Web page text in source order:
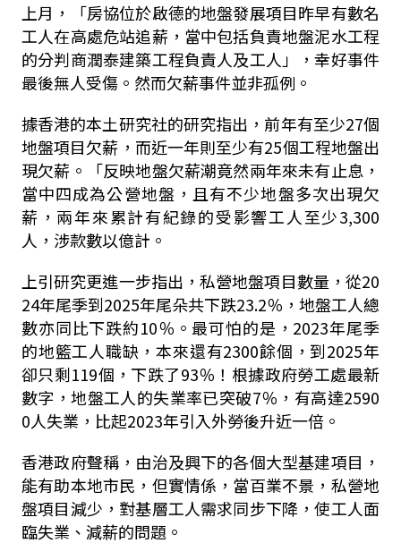
上月，「房協位於啟德的地盤發展項目昨早有數名
工人在高處危站追薪，當中包括負責地盤泥水工程
的分判商潤泰建築工程負責人及工人」，幸好事件
最後無人受傷。然而欠薪事件並非孤例。
據香港的本土研究社的研究指出，前年有至少27個
地盤項目欠薪，而近一年則至少有25個工程地盤出
現欠薪。「反映地盤欠薪潮竟然兩年來未有止息，
當中四成為公營地盤，且有不少地盤多次出現欠
薪，兩年來累計有紀錄的受影響工人至少3,300
人，涉款數以億計。
上引研究更進一步指出，私營地盤項目數量，從20
24年尾季到2025年尾朵共下跌23.2％，地盤工人總
數亦同比下跌約10％。最可怕的是，2023年尾季
的地籃工人職缺，本來還有2300餘個，到2025年
卻只剩119個，下跌了93％！根據政府勞工處最新
數字，地盤工人的失業率已突破7％，有高達2590
0人失業，比起2023年引入外勞後升近一倍。
香港政府聲稱，由治及興下的各個大型基建項目，
能有助本地市民，但實情係，當百業不景，私營地
盤項目減少，對基層工人需求同步下降，使工人面
臨失業、減薪的問題。